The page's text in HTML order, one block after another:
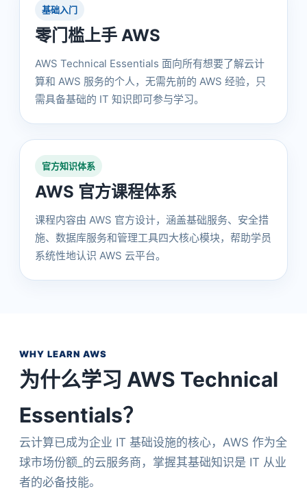
基础入门
零门槛上手 AWS
AWS Technical Essentials 面向所有想要了解云计
算和 AWS 服务的个人，无需先前的 AWS 经验，只
需具备基础的 IT 知识即可参与学习。
官方知识体系
AWS 官方课程体系
课程内容由 AWS 官方设计，涵盖基础服务、安全措
施、数据库服务和管理工具四大核心模块，帮助学员
系统性地认识 AWS 云平台。
WHY LEARN AWS
为什么学习 AWS Technical
Essentials？
云计算已成为企业 IT 基础设施的核心，AWS 作为全
球市场份额_的云服务商，掌握其基础知识是 IT 从业
者的必备技能。